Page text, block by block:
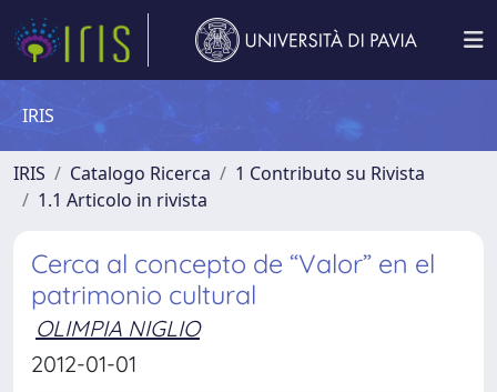
IRIS
IRIS Catalogo Ricerca
1 Contributo su Rivista
1.1 Articolo in rivista
Cerca al concepto de “Valor” en el
patrimonio cultural
OLIMPIA NIGLIO
2012-01-01